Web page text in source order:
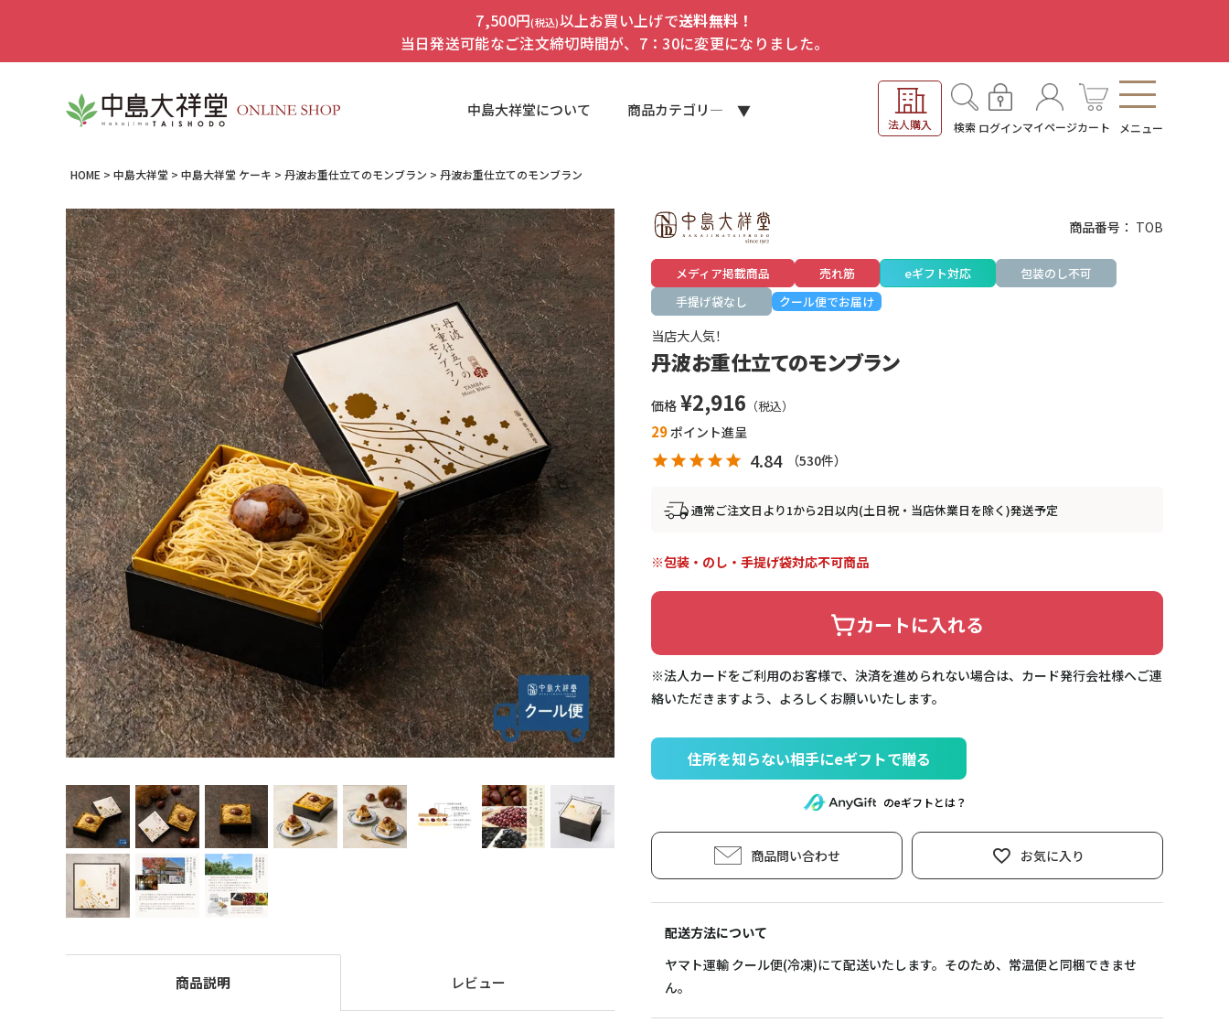
7,500円(税込)以上お買い上げで送料無料！
当日発送可能なご注文締切時間が、7：30に変更になりました。
中島大祥堂について 商品カテゴリ―
法人購入 検索 ログインマイページカート メニュー
HOME 中島大祥堂 中島大祥堂 ケーキ 丹波お重仕立てのモンブラン 丹波お重仕立てのモンブラン
商品説明 レビュー
商品番号 TOB
メディア掲載商品 売れ筋 eギフト対応
包装のし不可
手提げ袋なし
クール便でお届け
当店大人気！
丹波お重仕立てのモンブラン
価格 ¥2,916
29ポイント進呈
4.84 530
通常ご注文日より1から2日以内(土日祝・当店休業日を除く)発送予定
包装・のし・手提げ袋対応不可商品
カートに入れる
※法人カードをご利用のお客様で、決済を進められない場合は、カード発行会社様へご連
絡いただきますよう、よろしくお願いいたします。
住所を知らない相手にeギフトで贈る
のeギフトとは？
商品問い合わせ お気に入り
配送方法について
ヤマト運輸 クール便(冷凍)にて配送いたします。そのため、常温便と同梱できませ
ん。